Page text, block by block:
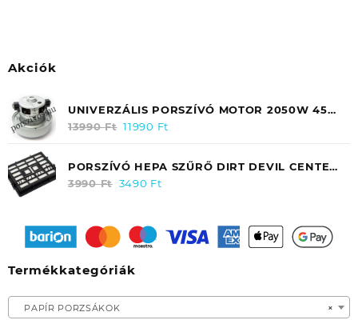
Akciók
UNIVERZÁLIS PORSZÍVÓ MOTOR 2050W 45
FOKOS FELFOGATÁSSAL (CSŐRÖS) /
13990Ft Original
was:
11990 FtCurrent
PORSZÍVÓ HEPA SZŰRŐ DIRT DEVIL CENTEC
2 M2831 / M2288 (KIMENETI) 2288003
3990Ft Original
3990 Ft.
3490 FtCurrent
3490 Ft.
Termékkategóriák
×
PAPÍR PORZSÁKOK